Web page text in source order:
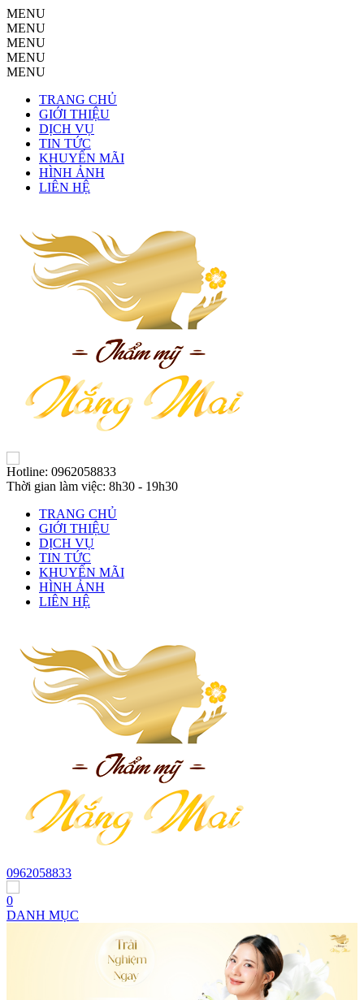
MENU
MENU
MENU
MENU
MENU
TRANG CHỦ
GIỚI THIỆU
DỊCH VỤ
TIN TỨC
KHUYẾN MÃI
HÌNH ẢNH
LIÊN HỆ
Hotline: 0962058833
Thời gian làm việc: 8h30 - 19h30
TRANG CHỦ
GIỚI THIỆU
DỊCH VỤ
TIN TỨC
KHUYẾN MÃI
HÌNH ẢNH
LIÊN HỆ
0962058833
0
DANH MỤC